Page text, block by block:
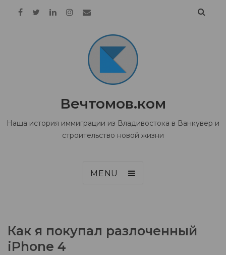
Вечтомов.ком
Наша история иммиграции из Владивостока в Ванкувер и
строительство новой жизни
MENU
Как я покупал разлоченный
iPhone 4